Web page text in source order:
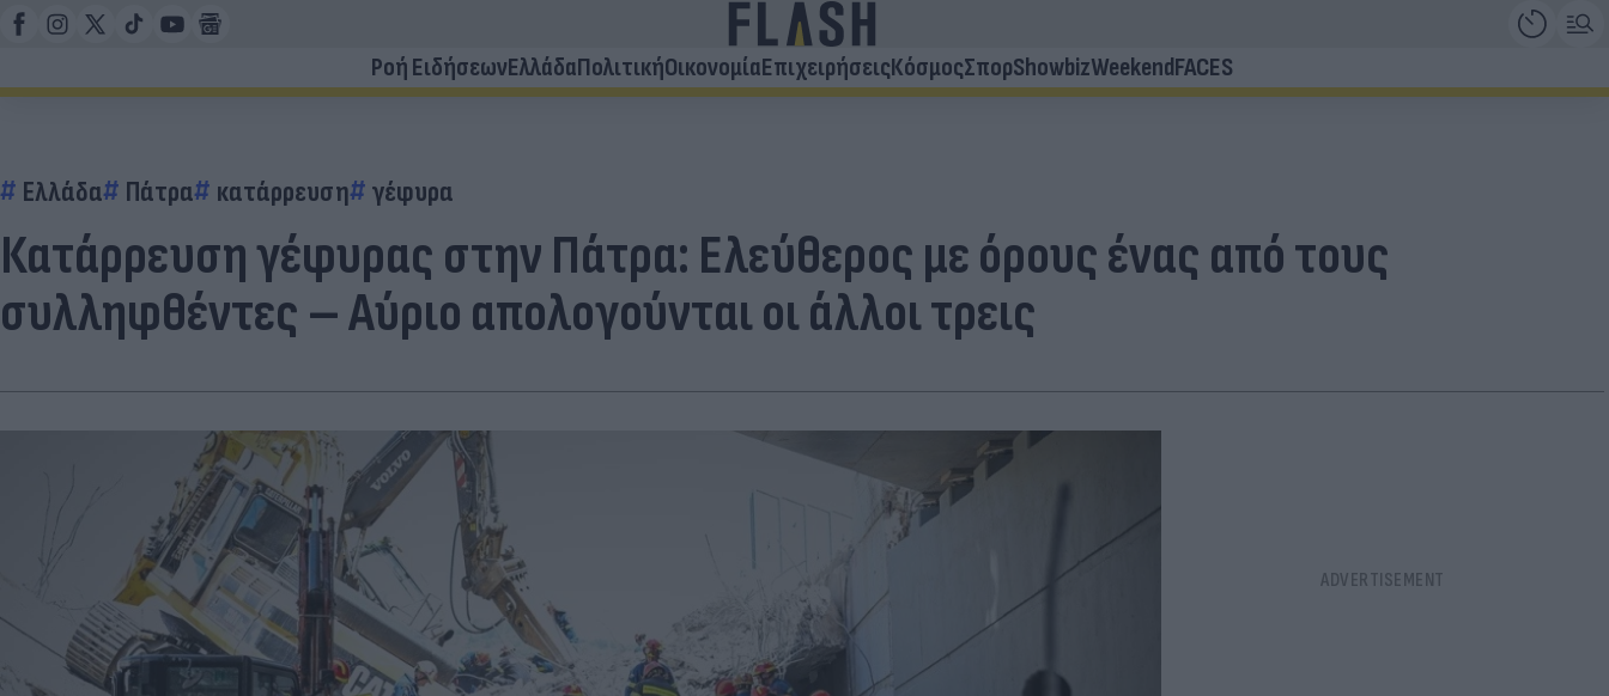
Ροή ΕιδήσεωνΕλλάδαΠολιτικήΟικονομίαΕπιχειρήσειςΚόσμοςΣπορShowbizWeekendFACES
Ελλάδα Πάτρα κατάρρευση γέφυρα
Κατάρρευση γέφυρας στην Πάτρα: Ελεύθερος με όρους ένας από τους
συλληφθέντες – Αύριο απολογούνται οι άλλοι τρεις